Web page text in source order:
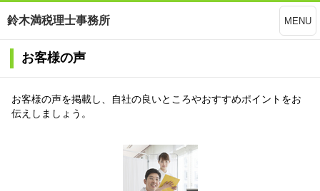
鈴木満税理士事務所 MENU
お客様の声
お客様の声を掲載し、自社の良いところやおすすめポイントをお
伝えしましょう。